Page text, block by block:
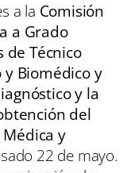
a la Comisión
a Grado
Técnico
Biomédico y
y la
del
y
22 de mayo.